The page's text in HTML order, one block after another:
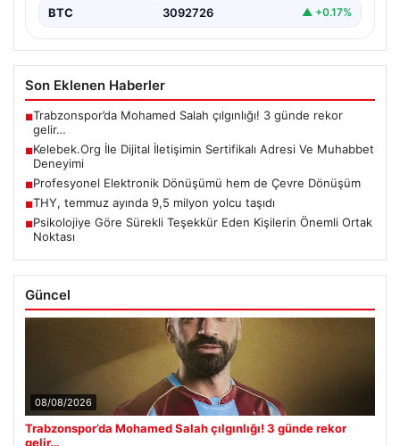
BTC 3092726 ▲ +0.17%
Son Eklenen Haberler
■Trabzonspor’da Mohamed Salah çılgınlığı! 3 günde rekor
gelir…
■Kelebek.Org İle Dijital İletişimin Sertifikalı Adresi Ve Muhabbet
Deneyimi
■Profesyonel Elektronik Dönüşümü hem de Çevre Dönüşüm
■THY, temmuz ayında 9,5 milyon yolcu taşıdı
■Psikolojiye Göre Sürekli Teşekkür Eden Kişilerin Önemli Ortak
Noktası
Güncel
08/08/2026
Trabzonspor’da Mohamed Salah çılgınlığı! 3 günde rekor
gelir…